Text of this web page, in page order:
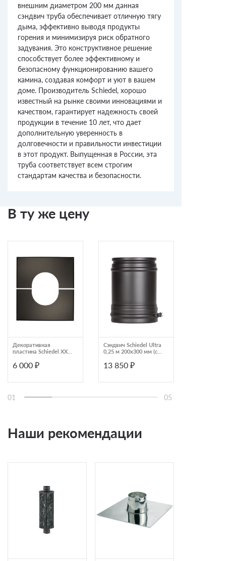
внешним диаметром 200 мм данная
сэндвич труба обеспечивает отличную тягу
дыма, эффективно выводя продукты
горения и минимизируя риск обратного
задувания. Это конструктивное решение
способствует более эффективному и
безопасному функционированию вашего
камина, создавая комфорт и уют в вашем
доме. Производитель Schiedel, хорошо
известный на рынке своими инновациями и
качеством, гарантирует надежность своей
продукции в течение 10 лет, что дает
дополнительную уверенность в
долговечности и правильности инвестиции
в этот продукт. Выпущенная в России, эта
труба соответствует всем строгим
стандартам качества и безопасности.
В ту же цену
Декоративная
пластина Schiedel XXL
6 000 ₽
Сэндвич Schiedel Ultra
0,25 м 200х300 мм (с
13 850 ₽
01 05
Наши рекомендации